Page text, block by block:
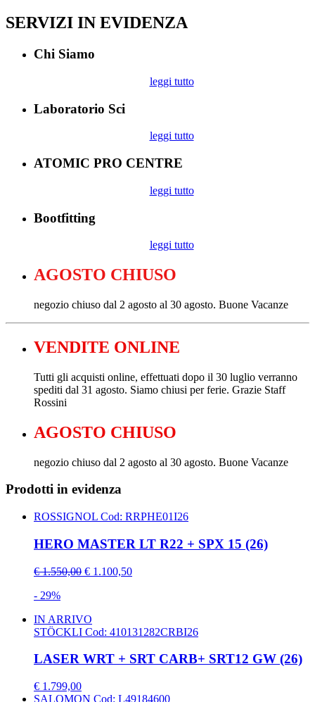
SERVIZI IN EVIDENZA
Chi Siamo
leggi tutto
Laboratorio Sci
leggi tutto
ATOMIC PRO CENTRE
leggi tutto
Bootfitting
leggi tutto
AGOSTO CHIUSO
negozio chiuso dal 2 agosto al 30 agosto. Buone Vacanze
VENDITE ONLINE
Tutti gli acquisti online, effettuati dopo il 30 luglio verranno
spediti dal 31 agosto. Siamo chiusi per ferie. Grazie Staff
Rossini
AGOSTO CHIUSO
negozio chiuso dal 2 agosto al 30 agosto. Buone Vacanze
Prodotti in evidenza
ROSSIGNOL Cod: RRPHE01I26
HERO MASTER LT R22 + SPX 15 (26)
€ 1.550,00 € 1.100,50
- 29%
IN ARRIVO
STÖCKLI Cod: 410131282CRBI26
LASER WRT + SRT CARB+ SRT12 GW (26)
€ 1.799,00
SALOMON Cod: L49184600